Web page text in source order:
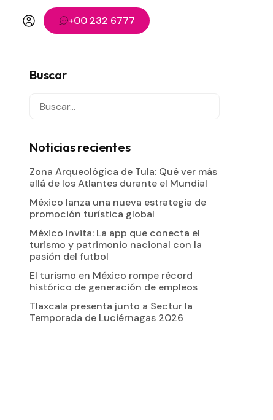
+00 232 6777
Buscar
Noticias recientes
Zona Arqueológica de Tula: Qué ver más
allá de los Atlantes durante el Mundial
México lanza una nueva estrategia de
promoción turística global
México Invita: La app que conecta el
turismo y patrimonio nacional con la
pasión del futbol
El turismo en México rompe récord
histórico de generación de empleos
Tlaxcala presenta junto a Sectur la
Temporada de Luciérnagas 2026